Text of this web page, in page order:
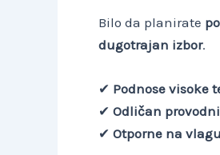
Bilo da planirate
dugotrajan izbor.
✔ Podnose visoke
✔ Odličan
✔ Otporne na